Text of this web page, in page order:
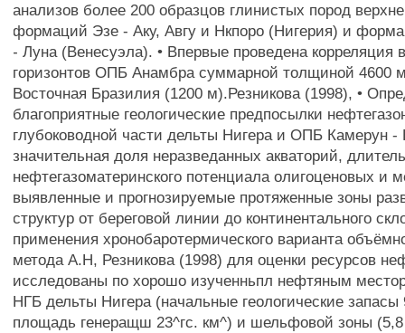
анализов более 200 образцов глинистых пород
формаций Эзе - Аку, Авгу и Нкпоро (Нигерия) и
- Луна (Венесуэла). • Впервые проведена корреляция
горизонтов ОПБ Анамбра суммарной толщиной 4600
Восточная Бразилия (1200 м).Резникова (1998), •
благоприятные геологические предпосылки
глубоководной части дельты Нигера и ОПБ Камерун -
значительная доля неразведанных акваторий,
нефтегазоматеринского потенциала олигоценовых и
выявленные и прогнозируемые протяженные зоны
структур от береговой линии до континентального
применения хронобаротермического варианта
метода А.Н, Резникова (1998) для оценки ресурсов
исследованы по хорошо изученньпл нефтяным
НГБ дельты Нигера (начальные геологические
площадь генеращш 23^гс. км^) и шельфовой зоны